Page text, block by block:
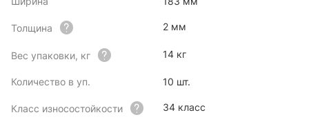
Толщина 2 мм
Вес упаковки, кг 14 кг
Количество в уп. 10 шт.
Класс износостойкости 34 класс